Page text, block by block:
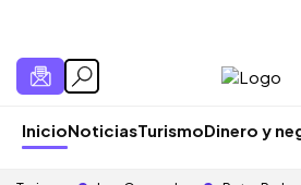
InicioNoticiasTurismoDinero y